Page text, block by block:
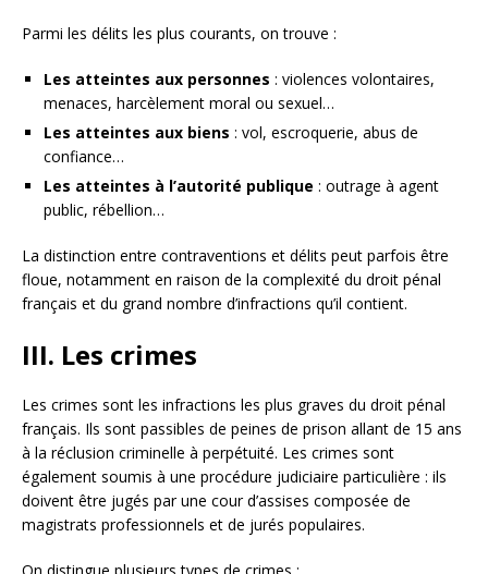
Parmi les délits les plus courants, on trouve :
Les atteintes aux personnes : violences volontaires,
menaces, harcèlement moral ou sexuel…
Les atteintes aux biens : vol, escroquerie, abus de
confiance…
Les atteintes à l’autorité publique : outrage à agent
public, rébellion…
La distinction entre contraventions et délits peut parfois être
floue, notamment en raison de la complexité du droit pénal
français et du grand nombre d’infractions qu’il contient.
III. Les crimes
Les crimes sont les infractions les plus graves du droit pénal
français. Ils sont passibles de peines de prison allant de 15 ans
à la réclusion criminelle à perpétuité. Les crimes sont
également soumis à une procédure judiciaire particulière : ils
doivent être jugés par une cour d’assises composée de
magistrats professionnels et de jurés populaires.